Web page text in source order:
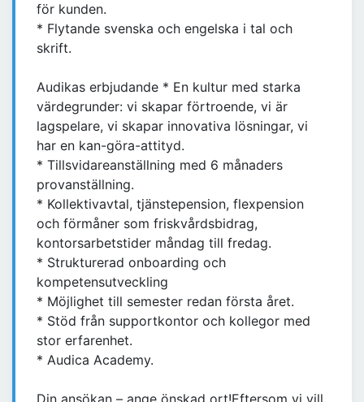
för kunden.
* Flytande svenska och engelska i tal och
skrift.
Audikas erbjudande * En kultur med starka
värdegrunder: vi skapar förtroende, vi är
lagspelare, vi skapar innovativa lösningar, vi
har en kan-göra-attityd.
* Tillsvidareanställning med 6 månaders
provanställning.
* Kollektivavtal, tjänstepension, flexpension
och förmåner som friskvårdsbidrag,
kontorsarbetstider måndag till fredag.
* Strukturerad onboarding och
kompetensutveckling
* Möjlighet till semester redan första året.
* Stöd från supportkontor och kollegor med
stor erfarenhet.
* Audica Academy.